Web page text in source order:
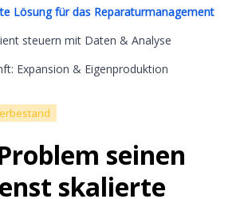
Lösung für das Reparaturmanagement
steuern mit Daten & Analyse
Expansion & Eigenproduktion
seinen
skalierte